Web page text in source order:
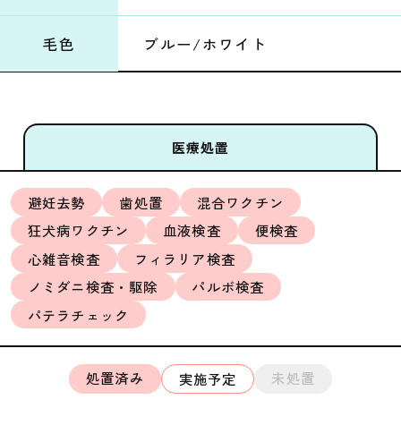
毛色 ブルー/ホワイト
医療処置
避妊去勢 歯処置
混合ワクチン
狂犬病ワクチン
血液検査
便検査
心雑音検査
フィラリア検査
ノミダニ検査・駆除
パルボ検査
パテラチェック
処置済み 実施予定 未処置